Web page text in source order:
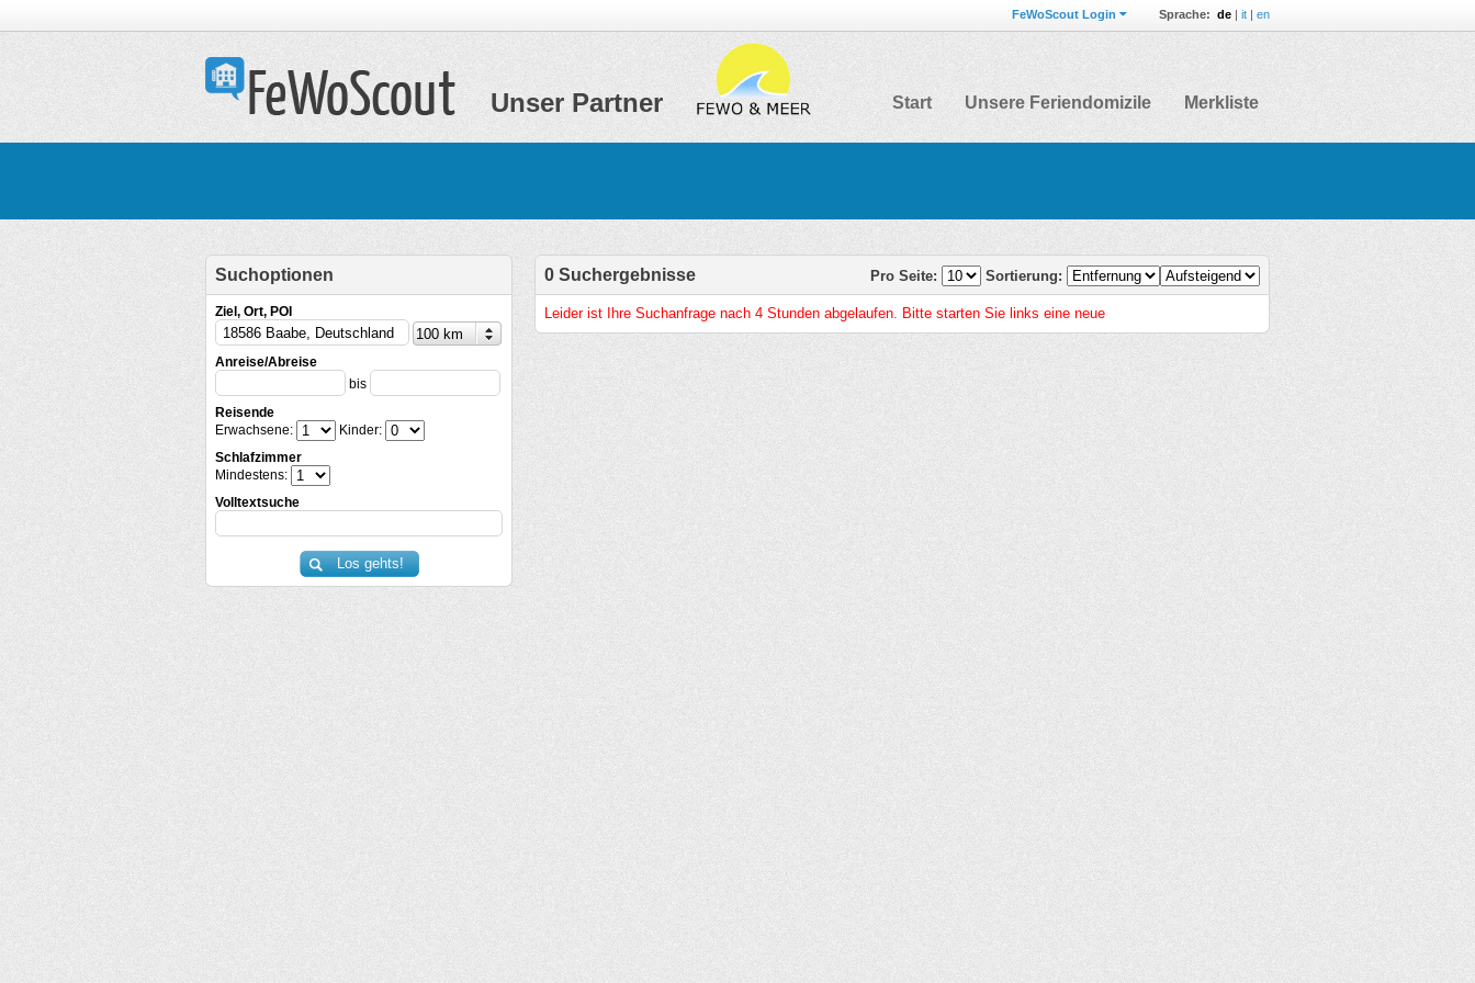
Unser Partner Start Unsere Feriendomizile Merkliste
Sprache: de | it | en
FeWoScout Login
Suchoptionen
Ziel, Ort, POI
Anreise/Abreise
bis
Reisende
Erwachsene:
Kinder:
Schlafzimmer
Mindestens:
Volltextsuche
0 Suchergebnisse Pro Seite: Sortierung:
Leider ist Ihre Suchanfrage nach 4 Stunden abgelaufen. Bitte starten Sie links eine neue